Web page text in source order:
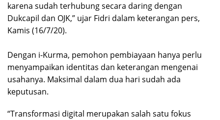
karena sudah terhubung secara daring dengan
Dukcapil dan OJK,” ujar Fidri dalam keterangan pers,
Kamis (16/7/20).
Dengan i-Kurma, pemohon pembiayaan hanya perlu
menyampaikan identitas dan keterangan mengenai
usahanya. Maksimal dalam dua hari sudah ada
keputusan.
“Transformasi digital merupakan salah satu fokus